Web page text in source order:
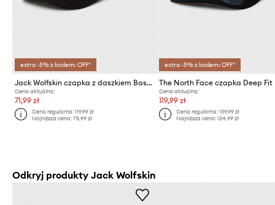
extra -5% z kodem: OFF*
Jack Wolfskin czapka z daszkiem Baseball
Cena aktualna:
71,99 zł
Cena regularna:119,99 zł
Najniższa cena:75,99 zł
extra -5% z kodem: OFF*
Cena aktualna:
119,99 zł
Cena regularna: 139,99 zł
Najniższa cena: 124,99 zł
Odkryj produkty Jack Wolfskin